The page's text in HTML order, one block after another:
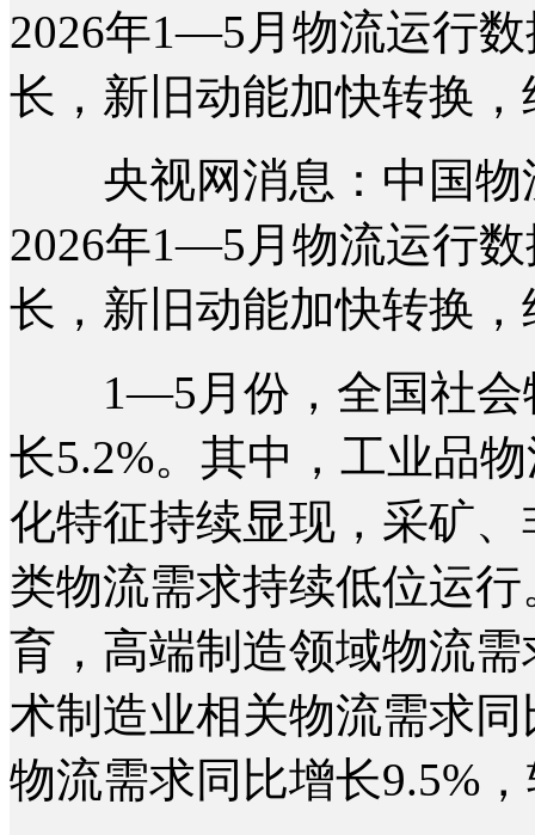
2026年1—5月物流运行
长，新旧动能加快转换
央视网消息：中国物
2026年1—5月物流运行
长，新旧动能加快转换
1—5月份，全国社会
长5.2%。其中，工业品
化特征持续显现，采矿
类物流需求持续低位运
育，高端制造领域物流
术制造业相关物流需求
物流需求同比增长9.5%